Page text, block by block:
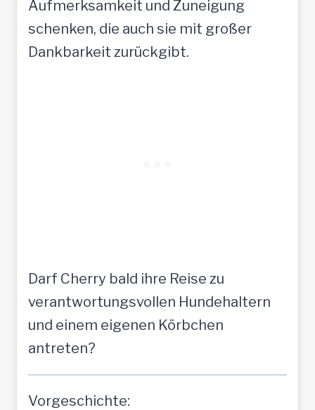
Aufmerksamkeit und Zuneigung
schenken, die auch sie mit großer
Dankbarkeit zurückgibt.
Darf Cherry bald ihre Reise zu
verantwortungsvollen Hundehaltern
und einem eigenen Körbchen
antreten?
Vorgeschichte: